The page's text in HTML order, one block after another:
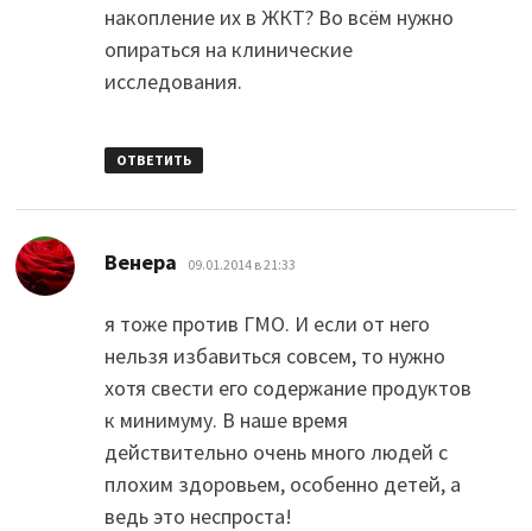
накопление их в ЖКТ? Во всём нужно
опираться на клинические
исследования.
ОТВЕТИТЬ
Венера 09.01.2014 в 21:33
я тоже против ГМО. И если от него
нельзя избавиться совсем, то нужно
хотя свести его содержание продуктов
к минимуму. В наше время
действительно очень много людей с
плохим здоровьем, особенно детей, а
ведь это неспроста!